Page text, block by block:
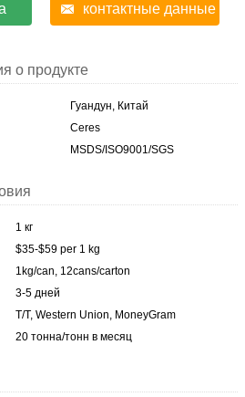
контактные данные
о продукте
Гуандун, Китай
Ceres
MSDS/ISO9001/SGS
1 кг
$35-$59 per 1 kg
1kg/can, 12cans/carton
3-5 дней
T/T, Western Union, MoneyGram
20 тонна/тонн в месяц